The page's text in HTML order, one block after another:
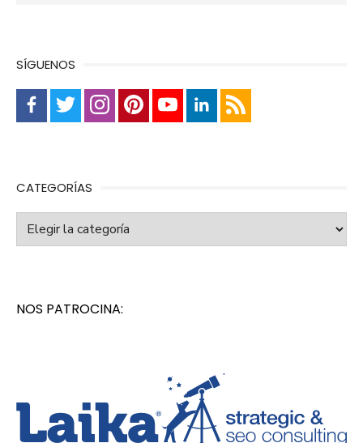
SÍGUENOS
CATEGORÍAS
Categorías
NOS PATROCINA: